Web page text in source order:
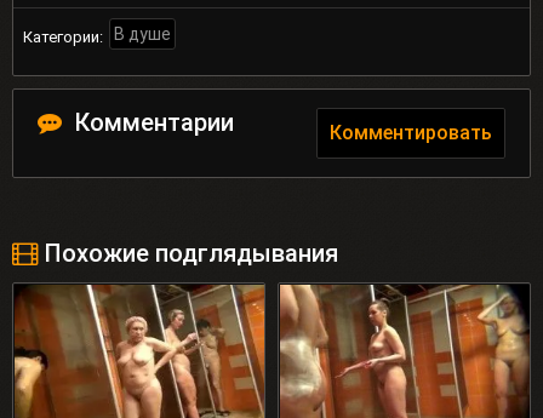
Категории: В душе
Комментарии Комментировать
Похожие подглядывания